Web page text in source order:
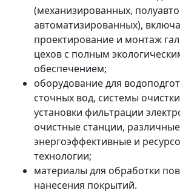
(механизированных,
автоматизированных),
проектирование и монтаж
цехов с полным
обеспечением;
оборудование для
сточных вод, системы
установки фильтрации
очистные станции, различные
энергоэффективные и
технологии;
материалы для обработки
нанесения покрытий.